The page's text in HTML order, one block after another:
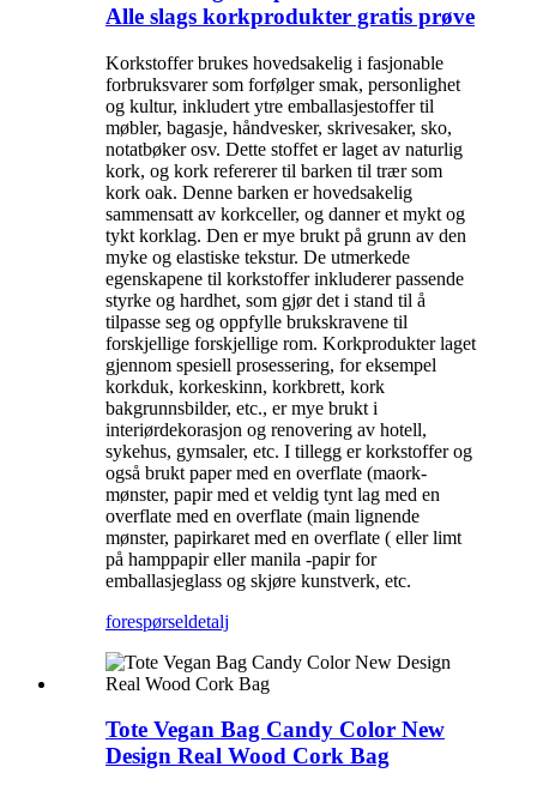
Alle slags korkprodukter gratis prøve
Korkstoffer brukes hovedsakelig i fasjonable
forbruksvarer som forfølger smak, personlighet
og kultur, inkludert ytre emballasjestoffer til
møbler, bagasje, håndvesker, skrivesaker, sko,
notatbøker osv. Dette stoffet er laget av naturlig
kork, og kork refererer til barken til trær som
kork oak. Denne barken er hovedsakelig
sammensatt av korkceller, og danner et mykt og
tykt korklag. Den er mye brukt på grunn av den
myke og elastiske tekstur. De utmerkede
egenskapene til korkstoffer inkluderer passende
styrke og hardhet, som gjør det i stand til å
tilpasse seg og oppfylle brukskravene til
forskjellige forskjellige rom. Korkprodukter laget
gjennom spesiell prosessering, for eksempel
korkduk, korkeskinn, korkbrett, kork
bakgrunnsbilder, etc., er mye brukt i
interiørdekorasjon og renovering av hotell,
sykehus, gymsaler, etc. I tillegg er korkstoffer og
også brukt paper med en overflate (maork-
mønster, papir med et veldig tynt lag med en
overflate med en overflate (main lignende
mønster, papirkaret med en overflate ( eller limt
på hamppapir eller manila -papir for
emballasjeglass og skjøre kunstverk, etc.
forespørseldetalj
Tote Vegan Bag Candy Color New
Design Real Wood Cork Bag